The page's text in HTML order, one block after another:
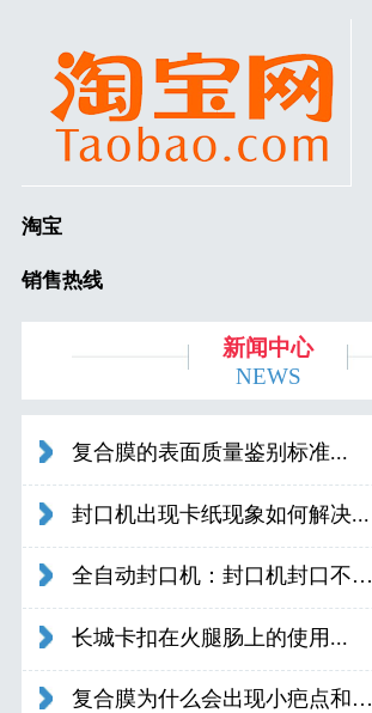
淘宝
销售热线
新闻中心
NEWS
复合膜的表面质量鉴别标准...
封口机出现卡纸现象如何解决...
全自动封口机：封口机封口不好应检查什...
长城卡扣在火腿肠上的使用...
复合膜为什么会出现小疤点和波浪纹...